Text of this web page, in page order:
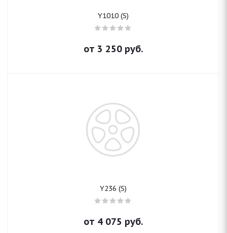
Y1010 (S)
от 3 250руб.
Y236 (S)
от 4 075 руб.